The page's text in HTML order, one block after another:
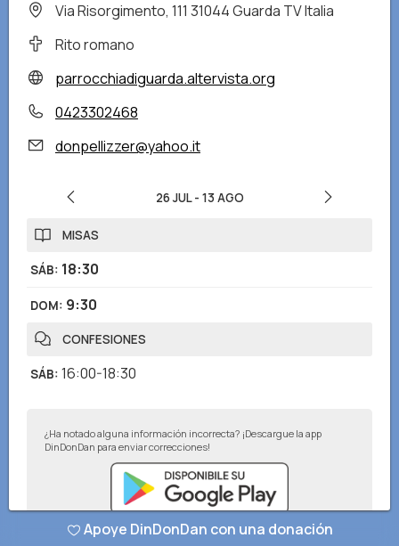
Via Risorgimento, 111 31044 Guarda TV Italia
Rito romano
parrocchiadiguarda.altervista.org
0423302468
donpellizzer@yahoo.it
26 JUL- 13 AGO
MISAS
SÁB: 18:30
DOM: 9:30
CONFESIONES
SÁB: 16:00-18:30
¿Ha notado alguna información incorrecta? ¡Descargue la app
DinDonDan para enviar correcciones!
Apoye DinDonDan con una donación